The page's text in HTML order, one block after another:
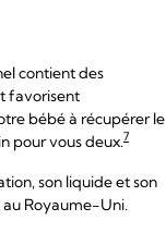
contient des
favorisent
bébé à récupérer le
pour vous deux.7
son liquide et son
au Royaume-Uni.